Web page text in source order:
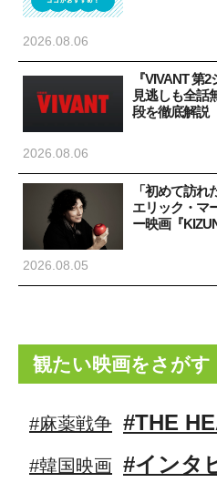
2026.08.06
『VIVANT 第
見逃しも全話
段を徹底解説
2026.08.06
「初めて訪れ
エリック・マ
ー映画『
2026.08.05
観たい映画をさがす
#麻薬戦争 #THE
#韓国映画 #インタ